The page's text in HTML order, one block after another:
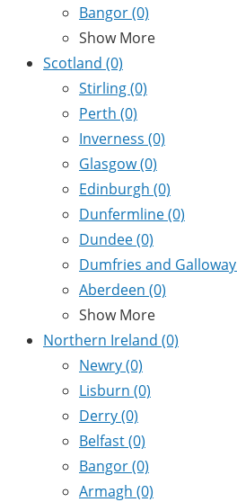
Bangor(0)
Show More
Scotland (0)
Stirling(0)
Perth (0)
Inverness (0)
Glasgow(0)
Edinburgh (0)
Dunfermline(0)
Dundee(0)
Dumfries and Galloway
Aberdeen (0)
Show More
Northern Ireland (0)
Newry(0)
Lisburn (0)
Derry(0)
Belfast(0)
Bangor(0)
Armagh (0)